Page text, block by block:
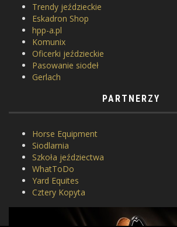
Trendy jeździeckie
Eskadron Shop
hpp-a.pl
Komunix
Oficerki jeździeckie
Pasowanie siodeł
Gerlach
PARTNERZY
Horse Equipment
Siodlarnia
Szkoła jeździectwa
WhatToDo
Yard Equites
Cztery Kopyta